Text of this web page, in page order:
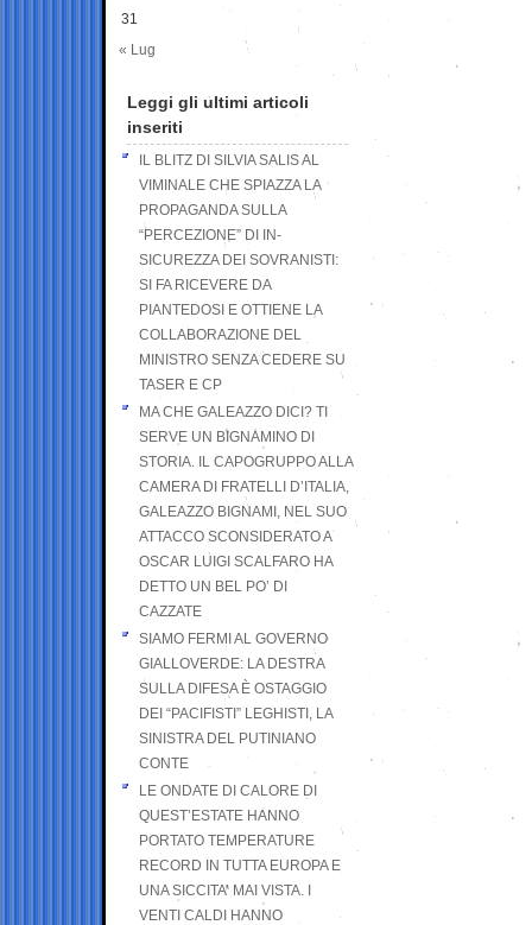
31
« Lug
Leggi gli ultimi articoli
inseriti
IL BLITZ DI SILVIA SALIS AL
VIMINALE CHE SPIAZZA LA
PROPAGANDA SULLA
“PERCEZIONE” DI IN-
SICUREZZA DEI SOVRANISTI:
SI FA RICEVERE DA
PIANTEDOSI E OTTIENE LA
COLLABORAZIONE DEL
MINISTRO SENZA CEDERE SU
TASER E CP
MA CHE GALEAZZO DICI? TI
SERVE UN BIGNAMINO DI
STORIA. IL CAPOGRUPPO ALLA
CAMERA DI FRATELLI D’ITALIA,
GALEAZZO BIGNAMI, NEL SUO
ATTACCO SCONSIDERATO A
OSCAR LUIGI SCALFARO HA
DETTO UN BEL PO’ DI
CAZZATE
SIAMO FERMI AL GOVERNO
GIALLOVERDE: LA DESTRA
SULLA DIFESA È OSTAGGIO
DEI “PACIFISTI” LEGHISTI, LA
SINISTRA DEL PUTINIANO
CONTE
LE ONDATE DI CALORE DI
QUEST’ESTATE HANNO
PORTATO TEMPERATURE
RECORD IN TUTTA EUROPA E
UNA SICCITA’ MAI VISTA. I
VENTI CALDI HANNO